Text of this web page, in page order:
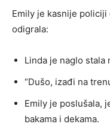
Emily je kasnije
odigrala:
Linda je naglo stala
“Dušo, izađi na
Emily je poslušala,
bakama i dekama.